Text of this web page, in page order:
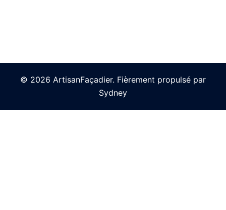
© 2026 ArtisanFaçadier. Fièrement propulsé par
Sydney